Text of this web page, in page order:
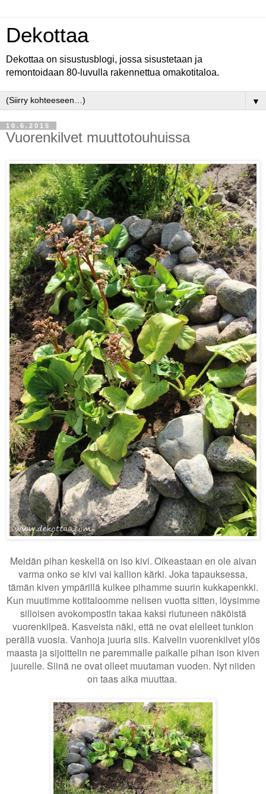
Dekottaa
Dekottaa on sisustusblogi, jossa sisustetaan ja
remontoidaan 80-luvulla rakennettua omakotitaloa.
▼
10.6.2015
Vuorenkilvet muuttotouhuissa
Meidän pihan keskellä on iso kivi. Oikeastaan en ole aivan
varma onko se kivi vai kallion kärki. Joka tapauksessa,
tämän kiven ympärillä kulkee pihamme suurin kukkapenkki.
Kun muutimme kotitaloomme nelisen vuotta sitten, löysimme
silloisen avokompostin takaa kaksi riutuneen näköistä
vuorenkilpeä. Kasveista näki, että ne ovat elelleet tunkion
perällä vuosia. Vanhoja juuria siis. Kaivelin vuorenkilvet ylös
maasta ja sijoittelin ne paremmalle paikalle pihan ison kiven
juurelle. Siinä ne ovat olleet muutaman vuoden. Nyt niiden
on taas aika muuttaa.